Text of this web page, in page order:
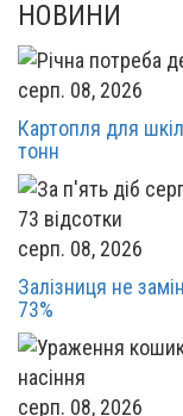
НОВИНИ
серп. 08, 2026
Картопля для
тонн
серп. 08, 2026
Залізниця не
73%
серп. 08, 2026